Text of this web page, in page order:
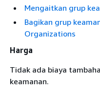
Mengaitkan grup
Bagikan grup
Organizations
Harga
Tidak ada biaya
keamanan.